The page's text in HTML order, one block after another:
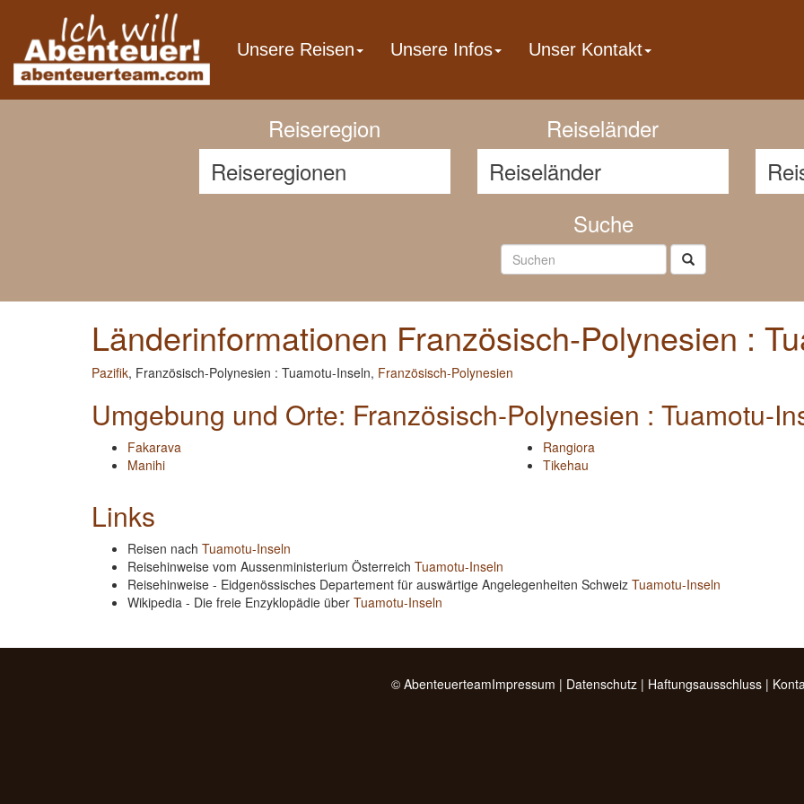
Previous
Reiseregion Reiseländer
Suche
Länderinformationen Französisch-Polynesien :
Pazifik, Französisch-Polynesien : Tuamotu-Inseln, Französisch-Polynesien
Umgebung und Orte: Französisch-Polynesien : Tuamotu-
Fakarava
Manihi
Rangiora
Tikehau
Links
Reisen nach Tuamotu-Inseln
Reisehinweise vom Aussenministerium Österreich Tuamotu-Inseln
Reisehinweise - Eidgenössisches Departement für auswärtige Angelegenheiten Schweiz Tuamotu-Inseln
Wikipedia - Die freie Enzyklopädie über Tuamotu-Inseln
© AbenteuerteamImpressum | Datenschutz| Haftungsausschluss|
Unsere Reisen Unsere Infos Unser Kontakt